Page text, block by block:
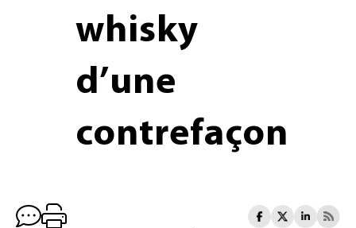
whisky
d’une
contrefaçon